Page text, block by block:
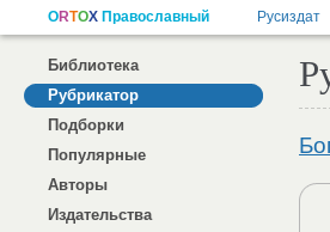
Библиотека
Рубрикатор
Подборки
Популярные
Авторы
Издательства